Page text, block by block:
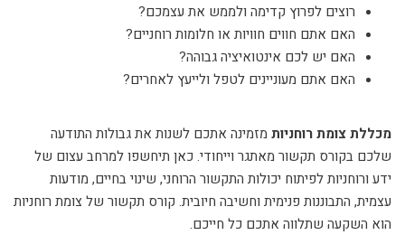
רוצים לפרוץ קדימה ולממש את עצמכם?
האם אתם חווים חוויות או חלומות רוחניים?
האם יש לכם אינטואיציה גבוהה?
האם אתם מעוניינים לטפל ולייעץ לאחרים?
מכללתצומת רוחניות מזמינה אתכם לשנות את גבולות התודעה
שלכם בקורס תקשור מאתגר וייחודי. כאן תיחשפו למרחב עצום של
ידע ורוחניות לפיתוח יכולות התקשור הרוחני, שינוי בחיים, מודעות
עצמית, התבוננות פנימית וחשיבה חיובית. קורס תקשור של צומת רוחניות
הוא השקעה שתלווה אתכם כל חייכם.